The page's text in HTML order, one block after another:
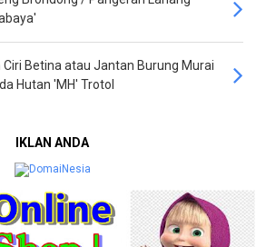
Betina atau Jantan Burung Murai
Hutan 'MH' Trotol
IKLAN ANDA